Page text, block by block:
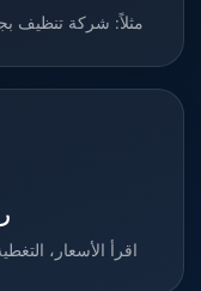
مثلاً: شركة تنظيف
اقرأ الأسعار،